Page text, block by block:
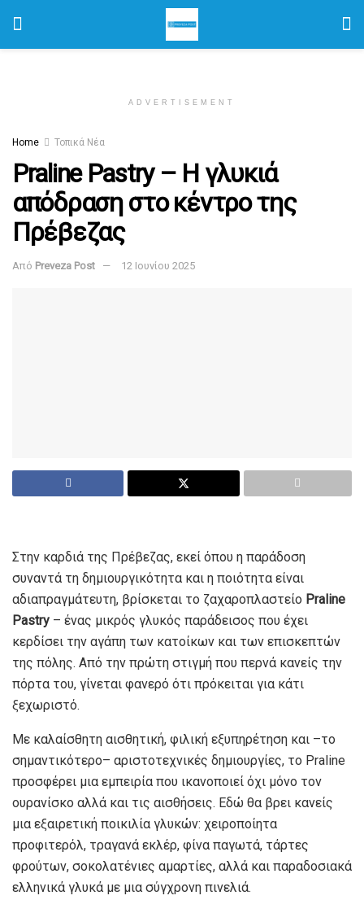
ADVERTISEMENT
Home Τοπικά Νέα
Praline Pastry – Η γλυκιά
απόδραση στο κέντρο της
Πρέβεζας
Από Preveza Post 12 Ιουνίου 2025
Στην καρδιά της Πρέβεζας, εκεί όπου η παράδοση
συναντά τη δημιουργικότητα και η ποιότητα είναι
αδιαπραγμάτευτη, βρίσκεται το ζαχαροπλαστείο Praline
Pastry – ένας μικρός γλυκός παράδεισος που έχει
κερδίσει την αγάπη των κατοίκων και των επισκεπτών
της πόλης. Από την πρώτη στιγμή που περνά κανείς την
πόρτα του, γίνεται φανερό ότι πρόκειται για κάτι
ξεχωριστό.
Με καλαίσθητη αισθητική, φιλική εξυπηρέτηση και –το
σημαντικότερο– αριστοτεχνικές δημιουργίες, το Praline
προσφέρει μια εμπειρία που ικανοποιεί όχι μόνο τον
ουρανίσκο αλλά και τις αισθήσεις. Εδώ θα βρει κανείς
μια εξαιρετική ποικιλία γλυκών: χειροποίητα
προφιτερόλ, τραγανά εκλέρ, φίνα παγωτά, τάρτες
φρούτων, σοκολατένιες αμαρτίες, αλλά και παραδοσιακά
ελληνικά γλυκά με μια σύγχρονη πινελιά.